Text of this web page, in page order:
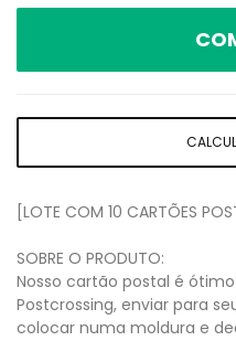
[LOTE COM 10 CARTÕES
SOBRE O PRODUTO:
Nosso cartão postal é
Postcrossing, enviar para
colocar numa moldura e